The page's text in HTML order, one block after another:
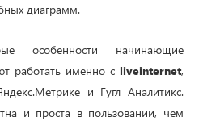
диаграмм.
особенности начинающие
работать именно с liveinternet,
и Гугл Аналитикс.
и проста в пользовании, чем